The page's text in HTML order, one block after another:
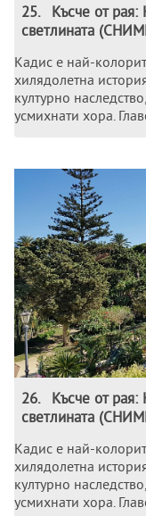
25.
Късче от рая:
светлината
Кадис е най-
хилядолетна
културно
усмихнати хора.
26.
Късче от рая:
светлината
Кадис е най-
хилядолетна
културно
усмихнати хора.